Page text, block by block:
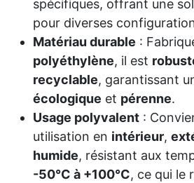
spécifiques, offrant une
pour diverses
Matériau durable :
polyéthylène, il est
recyclable, garantissant
écologique et pérenne.
Usage polyvalent :
utilisation en intérieur,
humide, résistant aux
-50°C à +100°C, ce qui le